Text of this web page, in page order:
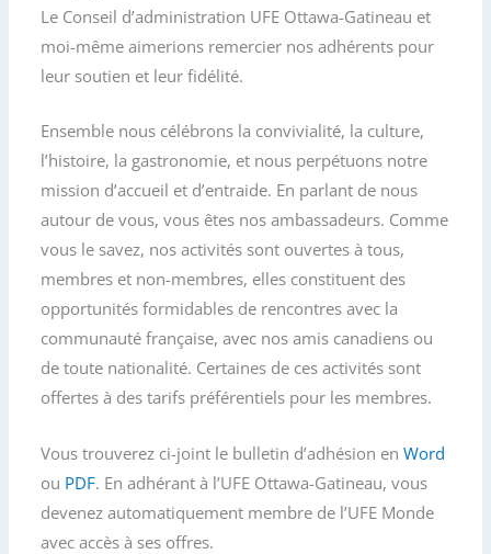
Le Conseil d’administration UFE Ottawa-Gatineau et
moi-même aimerions remercier nos adhérents pour
leur soutien et leur fidélité.
Ensemble nous célébrons la convivialité, la culture,
l’histoire, la gastronomie, et nous perpétuons notre
mission d’accueil et d’entraide. En parlant de nous
autour de vous, vous êtes nos ambassadeurs. Comme
vous le savez, nos activités sont ouvertes à tous,
membres et non-membres, elles constituent des
opportunités formidables de rencontres avec la
communauté française, avec nos amis canadiens ou
de toute nationalité. Certaines de ces activités sont
offertes à des tarifs préférentiels pour les membres.
Vous trouverez ci-joint le bulletin d’adhésion enWord
ou PDF. En adhérant à l’UFE Ottawa-Gatineau, vous
devenez automatiquement membre de l’UFE Monde
avec accès à ses offres.